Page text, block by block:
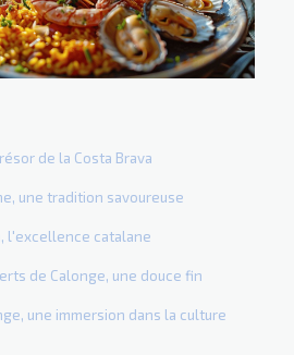
de la Costa Brava
une tradition savoureuse
l'excellence catalane
de Calonge, une douce fin
une immersion dans la culture